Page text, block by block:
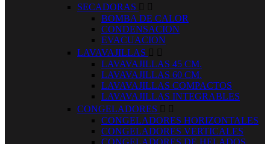
SECADORAS  
BOMBA DE CALOR
CONDENSACION
EVACUACION
LAVAVAJILLAS  
LAVAVAJILLAS 45 CM.
LAVAVAJILLAS 60 CM.
LAVAVAJILLAS COMPACTOS
LAVAVAJILLAS INTEGRABLES
CONGELADORES  
CONGELADORES HORIZONTALES
CONGELADORES VERTICALES
CONGELADORES DE HELADOS